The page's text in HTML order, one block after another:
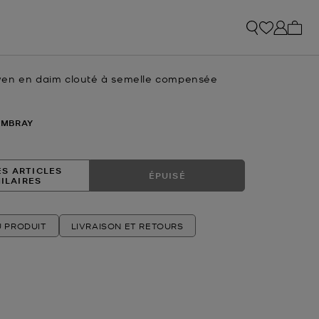
en daim clouté à semelle compensée
ARTICLES
ÉPUISÉ
PRODUIT LIVRAISON ET RETOURS